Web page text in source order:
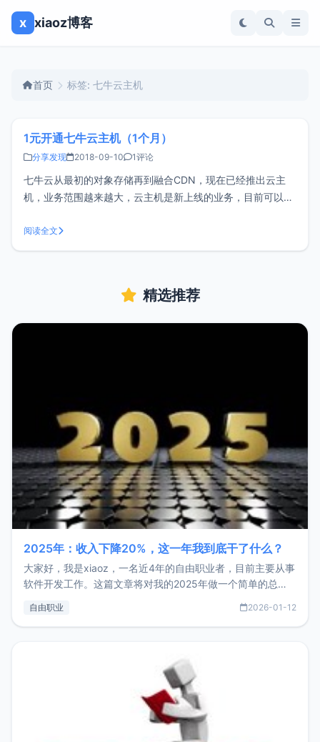
x xiaoz博客
首页 标签: 七牛云主机
1元开通七牛云主机（1个月）
分享发现 2018-09-10 1评论
七牛云从最初的对象存储再到融合CDN，现在已经推出云主
机，业务范围越来越大，云主机是新上线的业务，目前可以一
的用户请访问七牛官网：https://www.qiniu.com/ 进行注册，
如果已经注册，请跳过这一步。活动说明活动时间2018年9月
阅读全文
精选推荐
2025年：收入下降20%，这一年我到底干了什么？
大家好，我是xiaoz，一名近4年的自由职业者，目前主要从事
软件开发工作。这篇文章将对我的2025年做一个简单的总
收入下降20%，但却过得很充实，2026年不求突破，但求保
自由职业 2026-01-12